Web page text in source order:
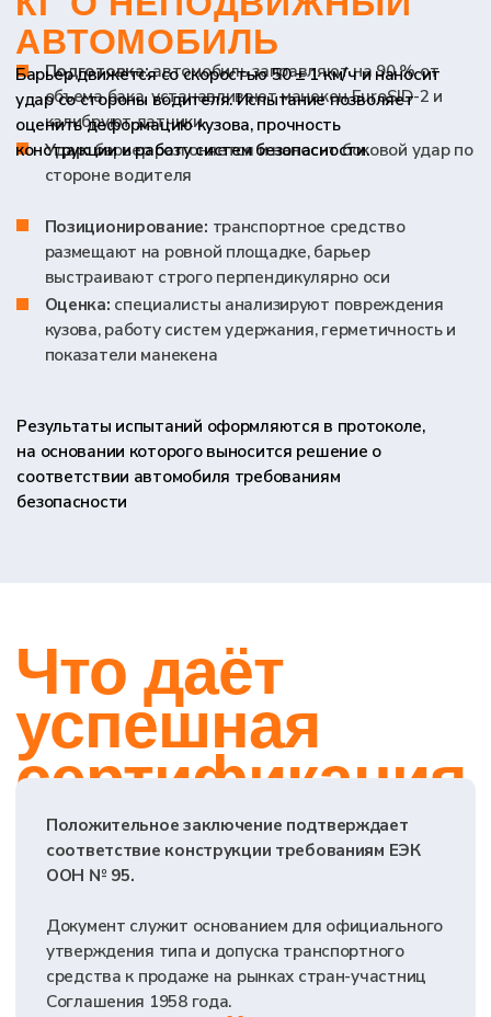
НАПИСАТЬ В TELEGRAM
info@lab-td.ru
8 (800) 302-67-68
с 9:00 до 18:00
+7
консультацию
Нажимая на кнопку, вы принимаетеполитику
и даёте согласие на обработку
персональных данных
г. Вологда, ул. Мира д. 40